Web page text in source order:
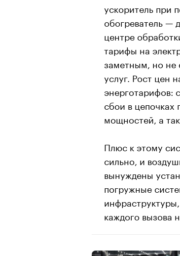
ускоритель при
обогреватель —
центре
тарифы на
заметным, но не
услуг. Рост цен
энерготарифов:
сбои в цепочках
мощностей, а
Плюс к этому
сильно, и
вынуждены
погружные
каждого вызова